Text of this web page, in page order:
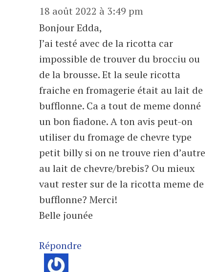
18 août 2022 à 3:49 pm
Bonjour Edda,
J’ai testé avec de la ricotta car
impossible de trouver du brocciu ou
de la brousse. Et la seule ricotta
fraiche en fromagerie était au lait de
bufflonne. Ca a tout de meme donné
un bon fiadone. A ton avis peut-on
utiliser du fromage de chevre type
petit billy si on ne trouve rien d’autre
au lait de chevre/brebis? Ou mieux
vaut rester sur de la ricotta meme de
bufflonne? Merci!
Belle jounée
Répondre